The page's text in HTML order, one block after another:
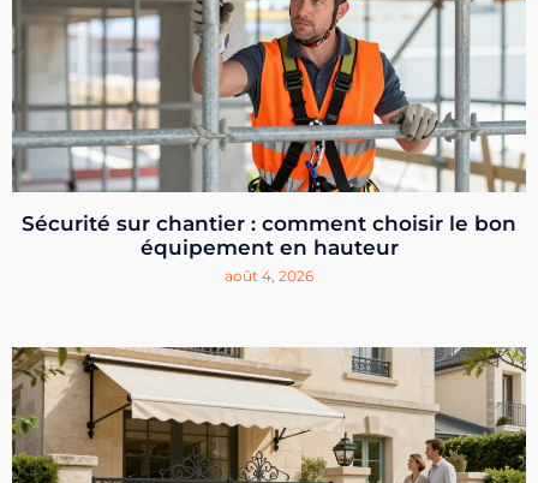
Sécurité sur chantier : comment choisir le bon
équipement en hauteur
août 4, 2026